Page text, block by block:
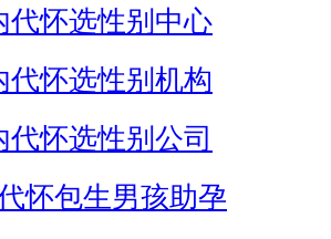
代怀选性别中心
代怀选性别机构
代怀选性别公司
怀包生男孩助孕